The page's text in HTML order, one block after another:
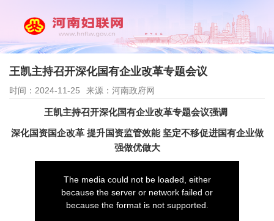
王凯主持召开深化国有企业改革专题会议
时间：2024-11-25 来源：河南政府网
王凯主持召开深化国有企业改革专题会议强调
深化国资国企改革 提升国资监管效能 坚定不移促进国有企业做
强做优做大